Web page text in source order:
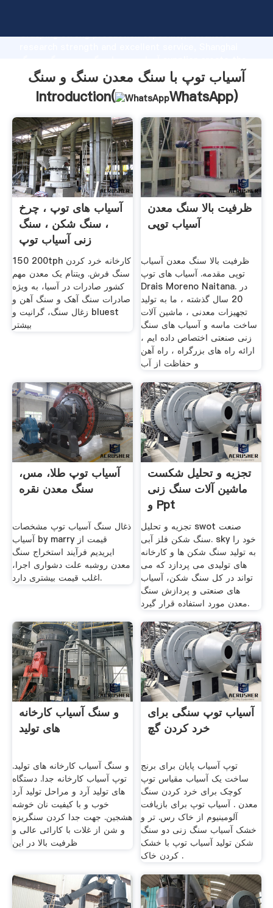
Grasping strong production capability, advanced
value and bring values to all of customers.
آسیاب توپ با سنگ معدن سنگ و سنگ
Introduction(
WhatsApp)
آسیاب های توپ ، چرخ
، سنگ شکن ، سنگ
زنی آسیاب توپ
150 200tph کارخانه خرد کردن
سنگ فرش. ویتنام یک معدن مهم
کشور صادرات در آسیا، به ویژه
صادرات سنگ آهک و سنگ آهن و
زغال سنگ، گرانیت و bluest
بیشتر
ظرفیت بالا سنگ معدن
آسیاب توپی
ظرفیت بالا سنگ معدن آسیاب
توپی مقدمه. آسیاب های توپ
Drais Moreno Naitana. در
20 سال گذشته ، ما به تولید
تجهیزات معدنی ، ماشین آلات
ساخت ماسه و آسیاب های سنگ
زنی صنعتی اختصاص داده ایم ،
ارائه راه های بزرگراه ، راه آهن
و حفاظت از آب
آسیاب توپ طلا، مس،
سنگ معدن نقره
ذغال سنگ آسیاب توپ مشخصات
آسیاب by marry قیمت از
ایریدیم فرآیند استخراج سنگ
معدن روشبه علت دشواری اجرا،
اغلب قیمت بیشتری دارد.
تجزیه و تحلیل شکست
ماشین آلات سنگ زنی
و Ppt
تجزیه و تحلیل swot صنعت
سنگ شکن فلز آبی. sky خود را
به تولید سنگ شکن ها و کارخانه
های تولیدی می پردازد که می
تواند در کل سنگ شکن، آسیاب
های صنعتی و پردازش سنگ
معدن مورد استفاده قرار گیرد.
و سنگ آسیاب کارخانه
های تولید
و سنگ آسیاب کارخانه های تولید.
توپ آسیاب کارخانه جدا. دستگاه
های تولید آرد و مراحل تولید آرد
خوب و با کیفیت نان خوشه
هشجین. جهت جدا کردن سنگریزه
و شن از غلات با کارائی عالی و
ظرفیت بالا در این
آسیاب توپ سنگی برای
خرد کردن گچ
توپ آسیاب پایان برای برنج
ساخت یک آسیاب مقیاس توپ
کوچک برای خرد کردن سنگ
معدن . آسیاب توپ برای بازیافت
آلومینیوم از خاک رس. تر و
خشک آسیاب سنگ زنی دو سنگ
شکن تولید آسیاب توپ با خشک
کردن خاک .